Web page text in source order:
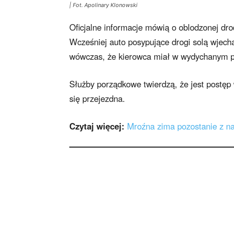
| Fot. Apolinary Klonowski
Oficjalne informacje mówią o oblodzonej
Wcześniej auto posypujące drogi solą
wówczas, że kierowca miał w
Służby porządkowe twierdzą, że jest
się przejezdna.
Czytaj więcej: Mroźna zima pozostanie z